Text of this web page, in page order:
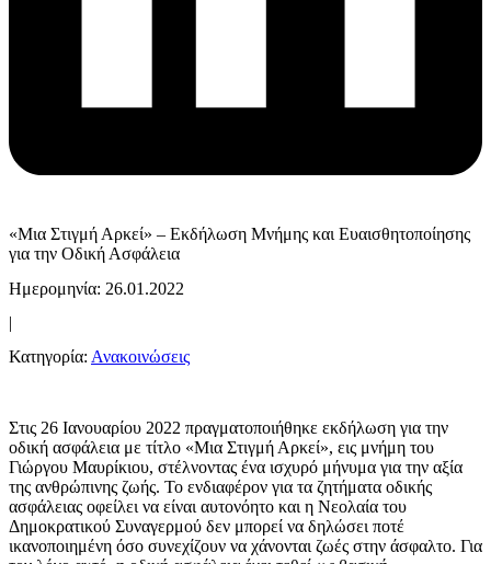
«Μια Στιγμή Αρκεί» – Εκδήλωση Μνήμης και Ευαισθητοποίησης
για την Οδική Ασφάλεια
Ημερομηνία: 26.01.2022
|
Κατηγορία: Ανακοινώσεις
Στις 26 Ιανουαρίου 2022 πραγματοποιήθηκε εκδήλωση για την
οδική ασφάλεια με τίτλο «Μια Στιγμή Αρκεί», εις μνήμη του
Γιώργου Μαυρίκιου, στέλνοντας ένα ισχυρό μήνυμα για την αξία
της ανθρώπινης ζωής. Το ενδιαφέρον για τα ζητήματα οδικής
ασφάλειας οφείλει να είναι αυτονόητο και η Νεολαία του
Δημοκρατικού Συναγερμού δεν μπορεί να δηλώσει ποτέ
ικανοποιημένη όσο συνεχίζουν να χάνονται ζωές στην άσφαλτο. Για